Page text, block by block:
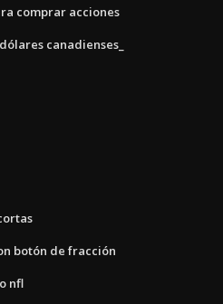
comprar acciones
canadienses_
botón de fracción
nfl